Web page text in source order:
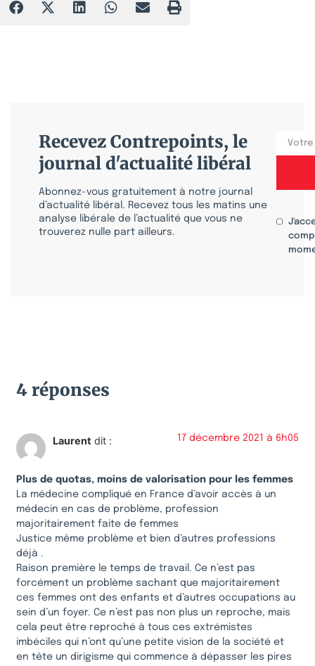
Recevez Contrepoints, le
journal d'actualité libéral
Abonnez-vous gratuitement à notre journal
d’actualité libéral. Recevez tous les matins une
analyse libérale de l’actualité que vous ne
trouverez nulle part ailleurs.
4 réponses
Laurent dit : 17 décembre 2021 à 6h05
Plus de quotas, moins de valorisation pour les femmes
La médecine compliqué en France d’avoir accès à un
médecin en cas de problème, profession
majoritairement faite de femmes
Justice même problème et bien d’autres professions
déjà .
Raison première le temps de travail. Ce n’est pas
forcément un problème sachant que majoritairement
ces femmes ont des enfants et d’autres occupations au
sein d’un foyer. Ce n’est pas non plus un reproche, mais
cela peut être reproché à tous ces extrémistes
imbéciles qui n’ont qu’une petite vision de la société et
en tête un dirigisme qui commence à dépasser les pires